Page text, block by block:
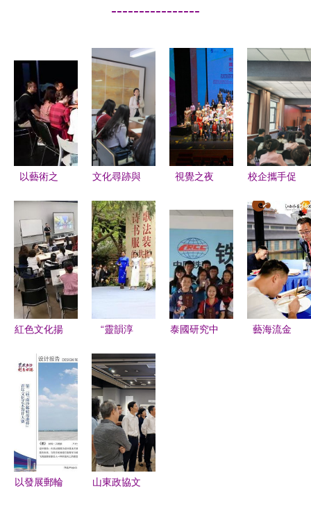
----------------
以藝術之
春與奉獻
《十年》主
創與支教志
愿者共話成
長
文化尋跡與
新聞中心學
生記者參觀
曇華林藝術
區聚焦當代
流策劃
視覺之夜
的視覺交流
與創意融合
校企攜手促
融合譜新篇
——音樂與
舞蹈學院與
海天集團伊
犁歡樂嘉年
華文旅城訪
紅色文化揚
義市骨干班
主任高級研
修班走進中
華藝術宮
“靈韻淳
家訓書法作
品展在杜甫
草堂啟幕
一場跨越時
空的文化對
話
泰國研究中
藝海流金
以發展郵輪
山東政協文